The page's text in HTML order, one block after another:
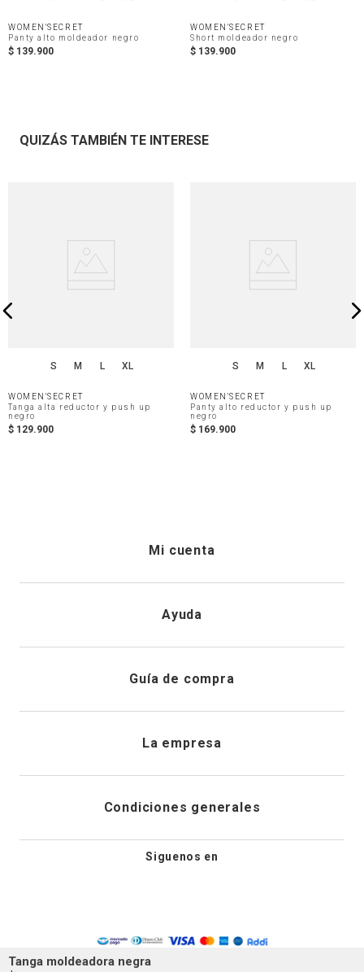
Tanga moldeadora negra
WOMEN'SECRET
Panty alto moldeador negro
$ 139.900
WOMEN'SECRET
Short moldeador negro
$ 139.900
QUIZÁS TAMBIÉN TE INTERESE
S M L XL
WOMEN'SECRET
Tanga alta reductor y push up
negro
$ 129.900
S M L XL
WOMEN'SECRET
Panty alto reductor y push up
negro
$ 169.900
Mi cuenta
Registrarme
Historial de pedidos
Ayuda
Envíanos un email
Cambios, devoluciones y desistimiento
Guía de compra
Cuidado de prendas
La empresa
Tiendas
Condiciones generales
Aviso legal
Siguenos en